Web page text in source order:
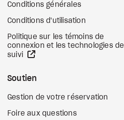
Conditions générales
Conditions d'utilisation
Politique sur les témoins de
connexion et les technologies de
suivi
Soutien
Gestion de votre réservation
Foire aux questions